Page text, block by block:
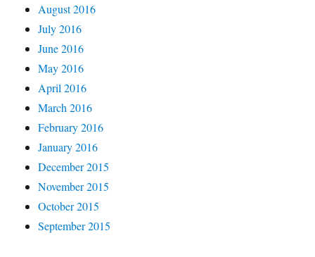
August 2016
July 2016
June 2016
May 2016
April 2016
March 2016
February 2016
January 2016
December 2015
November 2015
October 2015
September 2015